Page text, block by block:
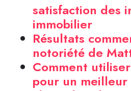
satisfaction des
immobilier
Résultats
notoriété de
Comment
pour un